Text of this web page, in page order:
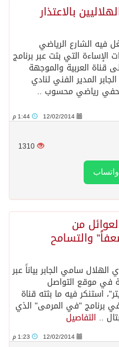
وزير الخارجية يشارك في الاجتماع الخامس للأطراف الإقليمية الأربعة
الهيئة العامة للإحصاء: إنتاج المملكة من النفط الخام بلغ 3.46 مليارات برميل عام 2025
بالاعتذار
الشارع الرياضي
الإساءة التي بثت عبر برنامج
قناة العربية والموجهة
المدير الفني لنادي
رياضي محسوب ..
12/02/2014
1310
واتساب
من
والتسامح
سامي الجابر بياناً عبر
في موقع التواصل
استنكر فيه ما بثته قناة
في برنامج "في المرمى" الذي
.. التفاصيل
12/02/2014